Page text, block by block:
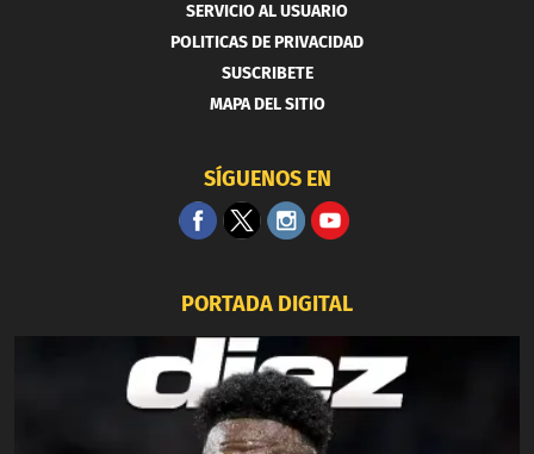
SERVICIO AL USUARIO
POLITICAS DE PRIVACIDAD
SUSCRIBETE
MAPA DEL SITIO
SÍGUENOS EN
PORTADA DIGITAL